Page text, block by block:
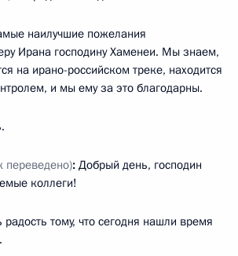
наилучшие пожелания
Ирана господину Хаменеи. Мы знаем,
на ирано-российском треке, находится
и мы ему за это благодарны.
переведено): Добрый день, господин
коллеги!
тому, что сегодня нашли время